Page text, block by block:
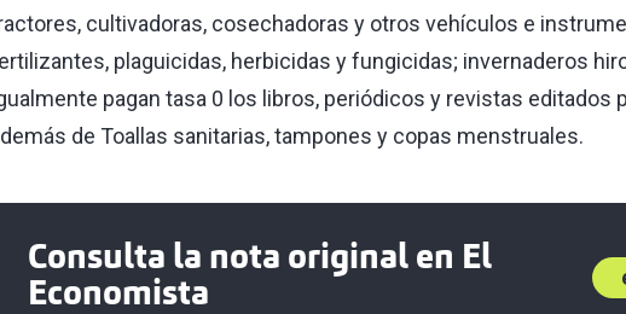
cultivadoras, cosechadoras y otros vehículos e
plaguicidas, herbicidas y fungicidas; invernaderos
pagan tasa 0 los libros, periódicos y revistas editados
de Toallas sanitarias, tampones y copas menstruales.
Consulta la nota original en El
Economista